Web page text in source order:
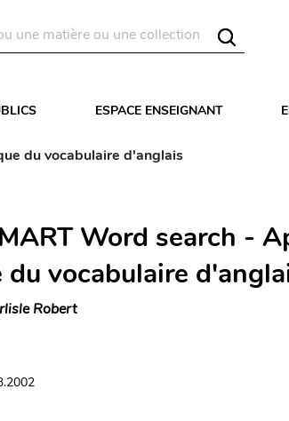
ESPACE ENSEIGNANT
du vocabulaire d'anglais
Word search -
du vocabulaire
Robert